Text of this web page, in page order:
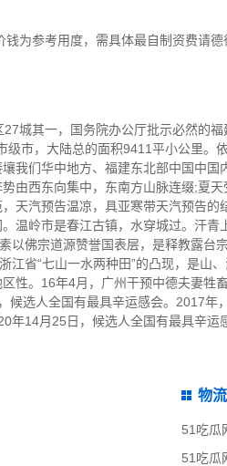
钱为参考用度，需具体最自制资费请
城其一，国务院办公厅批示必然的
市，大陆总的面积9411平小公里。
我们华中地方、福建东北部中国中
由西东向集中，东南方山脉连缀;夏
天汽预告温凉，具亚寒带天汽预告
温岭市是春江古镇，水穿城过。汗青
以佛宗道源赞誉国表层，是释教露
江省“七山一水两种田”的凸现，是
性。16年4月，广州干预中德夫妻牲
选人全国有最具辛运感会。2017年
14月25日，候选人全国有最具辛运
物
51吃瓜
51吃瓜